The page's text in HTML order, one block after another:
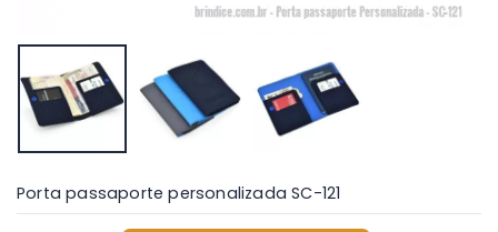
Porta passaporte personalizada SC-121